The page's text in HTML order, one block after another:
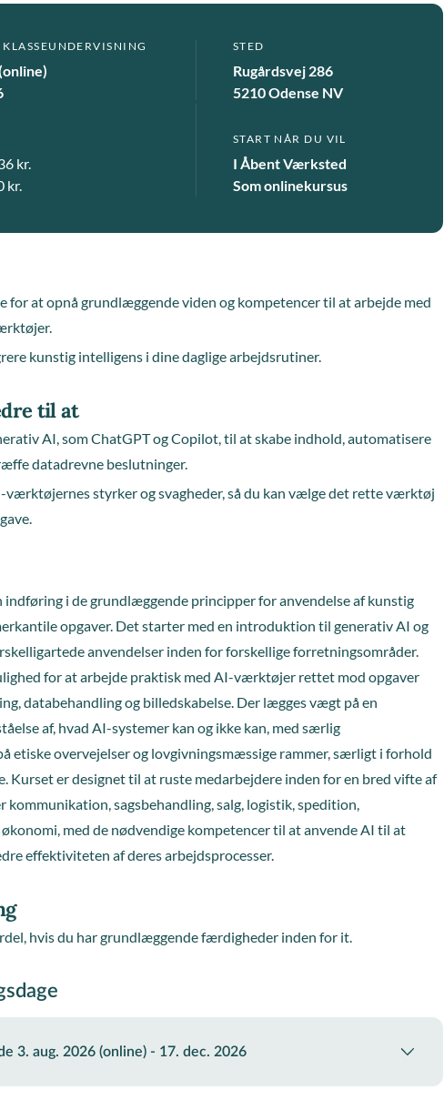
STED
Rugårdsvej 286
5210 Odense NV
kr.
kr.
START NÅR DU VIL
I Åbent Værksted
Som onlinekursus
for at opnå grundlæggende viden og kompetencer til at arbejde med
kunstig intelligens i dine daglige arbejdsrutiner.
til at
AI, som ChatGPT og Copilot, til at skabe indhold, automatisere
datadrevne beslutninger.
værktøjernes styrker og svagheder, så du kan vælge det rette værktøj
i de grundlæggende principper for anvendelse af kunstig
opgaver. Det starter med en introduktion til generativ AI og
anvendelser inden for forskellige forretningsområder.
for at arbejde praktisk med AI-værktøjer rettet mod opgaver
databehandling og billedskabelse. Der lægges vægt på en
af, hvad AI-systemer kan og ikke kan, med særlig
etiske overvejelser og lovgivningsmæssige rammer, særligt i forhold
Kurset er designet til at ruste medarbejdere inden for en bred vifte af
kommunikation, sagsbehandling, salg, logistik, spedition,
med de nødvendige kompetencer til at anvende AI til at
effektiviteten af deres arbejdsprocesser.
hvis du har grundlæggende færdigheder inden for it.
3. aug. 2026 (online) - 17. dec. 2026